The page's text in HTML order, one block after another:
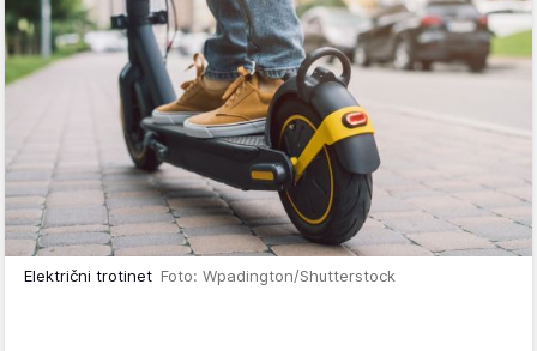
Električni trotinet Foto: Wpadington/Shutterstock